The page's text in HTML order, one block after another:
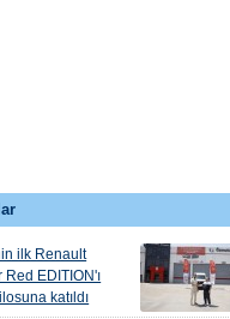
ilk Renault
EDITION'ı
katıldı